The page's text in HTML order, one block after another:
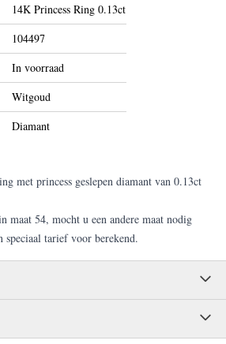
14K Princess Ring 0.13ct
104497
In voorraad
Witgoud
Diamant
met princess geslepen diamant van 0.13ct
maat 54, mocht u een andere maat nodig
speciaal tarief voor berekend.